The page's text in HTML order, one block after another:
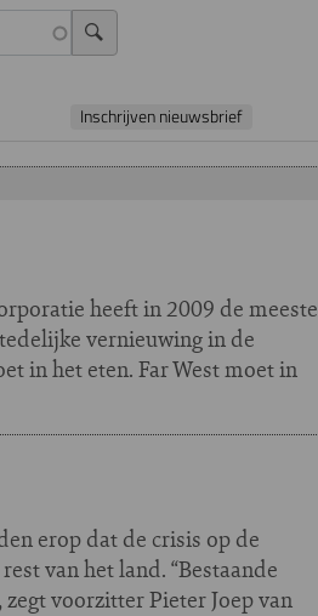
Inschrijven nieuwsbrief
heeft in 2009 de meeste
vernieuwing in de
in het eten. Far West moet in
erop dat de crisis op de
van het land. “Bestaande
voorzitter Pieter Joep van